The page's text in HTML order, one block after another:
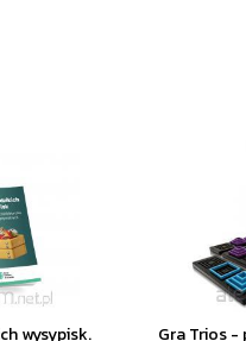
wysypisk. Gra Trios -